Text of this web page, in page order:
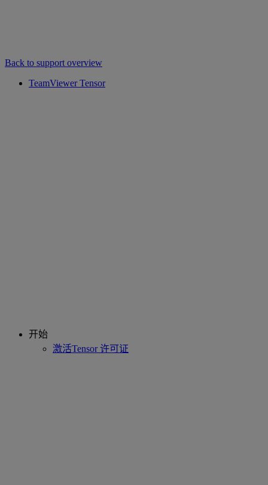
Back to support overview
TeamViewer Tensor
开始
激活Tensor 许可证